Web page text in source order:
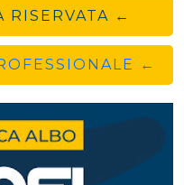
RISERVATA ←
←